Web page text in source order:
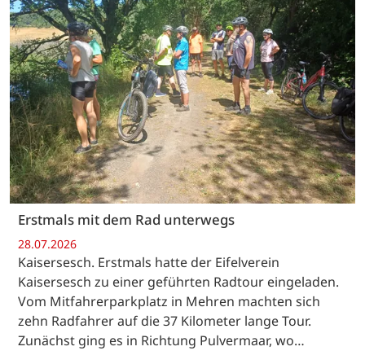
Erstmals mit dem Rad unterwegs
28.07.2026
Kaisersesch. Erstmals hatte der Eifelverein
Kaisersesch zu einer geführten Radtour eingeladen.
Vom Mitfahrerparkplatz in Mehren machten sich
zehn Radfahrer auf die 37 Kilometer lange Tour.
Zunächst ging es in Richtung Pulvermaar, wo…